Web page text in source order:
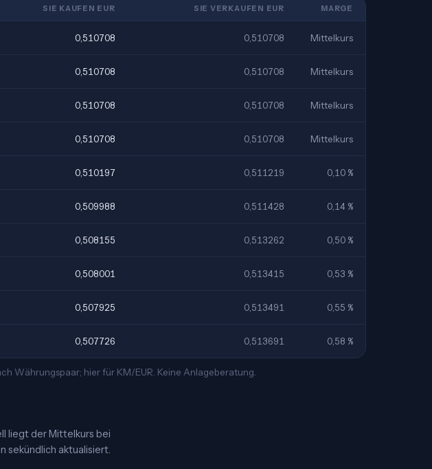
SIE KAUFEN EUR SIE VERKAUFEN EUR MARGE
0,510708 0,510708 Mittelkurs
0,510708 0,510708 Mittelkurs
0,510708 0,510708 Mittelkurs
0,510708 0,510708 Mittelkurs
0,510197 0,511219 0,10 %
0,509988 0,511428 0,14 %
0,508155 0,513262 0,50 %
0,508001 0,513415 0,53 %
0,507925 0,513491 0,55 %
0,507726 0,513691 0,58 %
Währungspaar; hier für KM/EUR. Keine Anlageberatung.
liegt der Mittelkurs bei
sekündlich aktualisiert.